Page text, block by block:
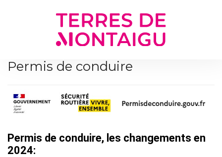
Permis de conduire
Permis de conduire, les changements en
2024: